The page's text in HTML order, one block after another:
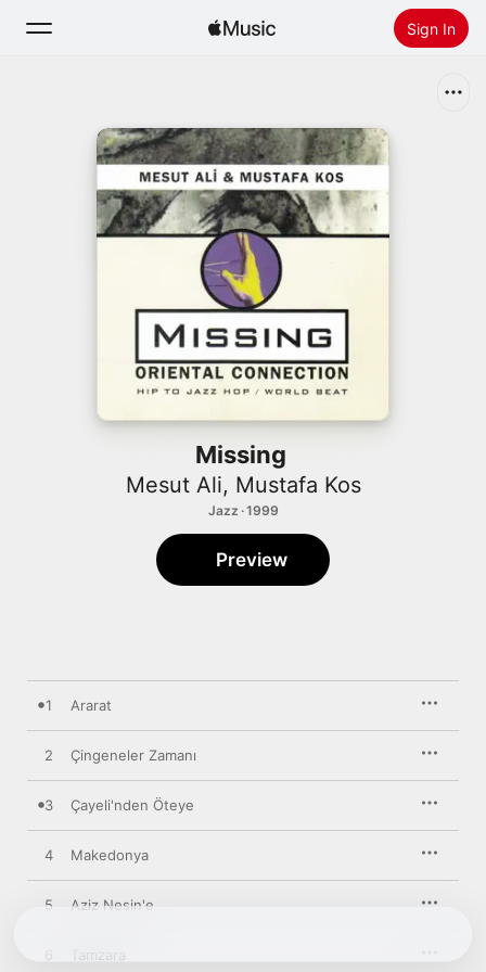
Sign In
Home
Install Apple Music
Missing
Mesut Ali, Mustafa Kos
Jazz · 1999
Preview
1 Ararat
2 Çingeneler Zamanı
3 Çayeli'nden Öteye
4 Makedonya
5 Aziz Nesin'e
6 Tamzara